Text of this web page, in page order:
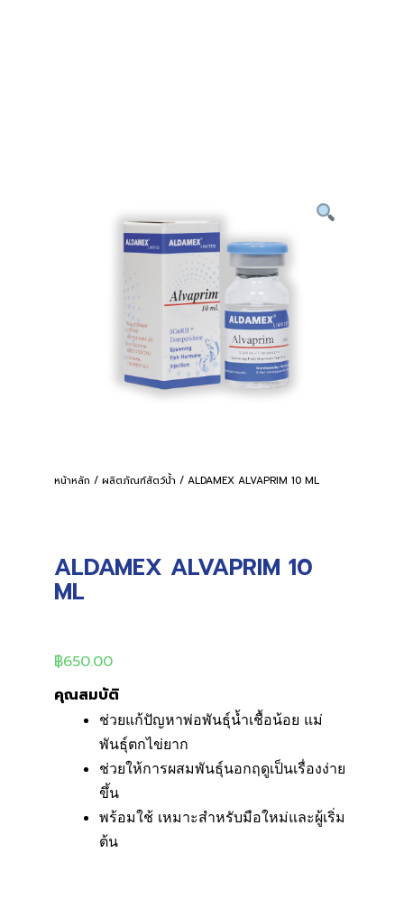
หน้าหลัก / ผลิตภัณฑ์สัตว์น้ำ / ALDAMEX ALVAPRIM 10 ML
ALDAMEX ALVAPRIM 10
ML
฿650.00
คุณสมบัติ
ช่วยแก้ปัญหาพ่อพันธุ์น้ำเชื้อน้อย แม่
พันธุ์ตกไข่ยาก
ช่วยให้การผสมพันธุ์นอกฤดูเป็นเรื่องง่าย
ขึ้น
พร้อมใช้ เหมาะสำหรับมือใหม่และผู้เริ่ม
ต้น